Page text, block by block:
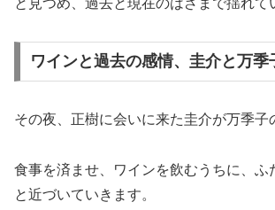
ワインと過去の感情、圭介と万季
その夜、正樹に会いに来た圭介が万季子
食事を済ませ、ワインを飲むうちに、ふ
と近づいていきます。